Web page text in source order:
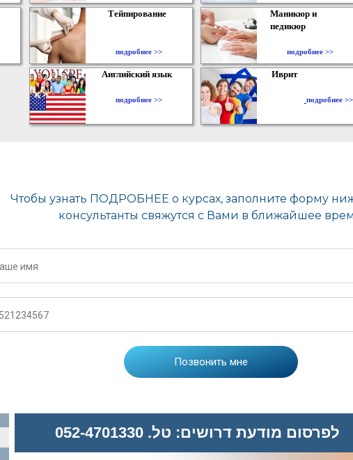
Тейпирование
подробнее >>
Маникюр и
педикюр
подробнее >>
Английский язык
подробнее >>
Иврит
подробнее >>
לפרסום מודעת דרושים: טל. 052-4701330